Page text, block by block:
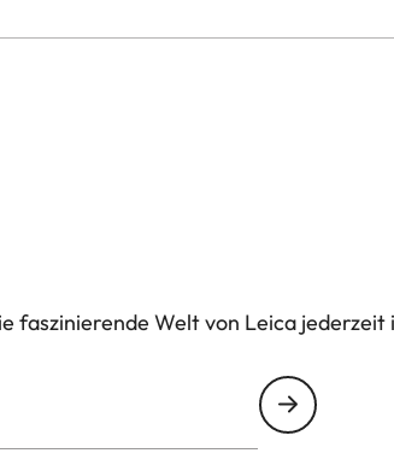
faszinierende Welt von Leica